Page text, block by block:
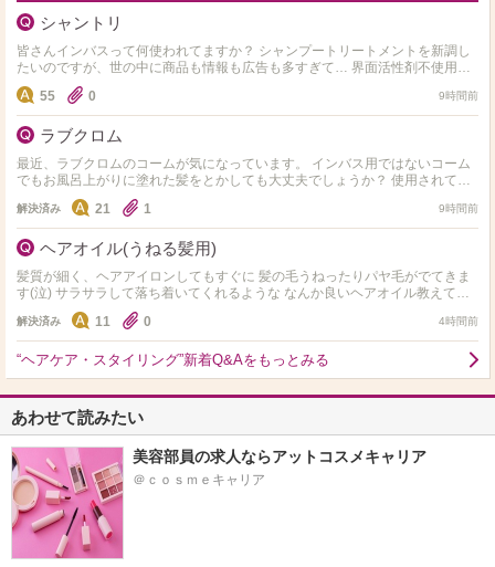
シャントリ
皆さんインバスって何使われてますか？ シャンプートリートメントを新調し
たいのですが、世の中に商品も情報も広告も多すぎて… 界面活性剤不使用や
ノンシリコン、アミノ酸系など色々ありますが、…
55 0 9時間前
ラブクロム
最近、ラブクロムのコームが気になっています。 インバス用ではないコーム
でもお風呂上がりに塗れた髪をとかしても大丈夫でしょうか？ 使用されてい
る方どうされてますか？
解決済み 21 1 9時間前
ヘアオイル(うねる髪用)
髪質が細く、ヘアアイロンしてもすぐに 髪の毛うねったりパヤ毛がでてきま
す(泣) サラサラして落ち着いてくれるような なんか良いヘアオイル教えてく
解決済み 11 0 4時間前
“ヘアケア・スタイリング”新着Q&Aをもっとみる
あわせて読みたい
美容部員の求人ならアットコスメキャリア
＠ｃｏｓｍｅキャリア